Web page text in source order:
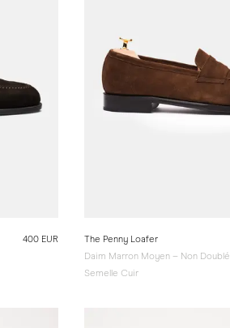
400 EUR
The Penny Loafer
Daim Marron Moyen – Non Doublé
Semelle Cuir